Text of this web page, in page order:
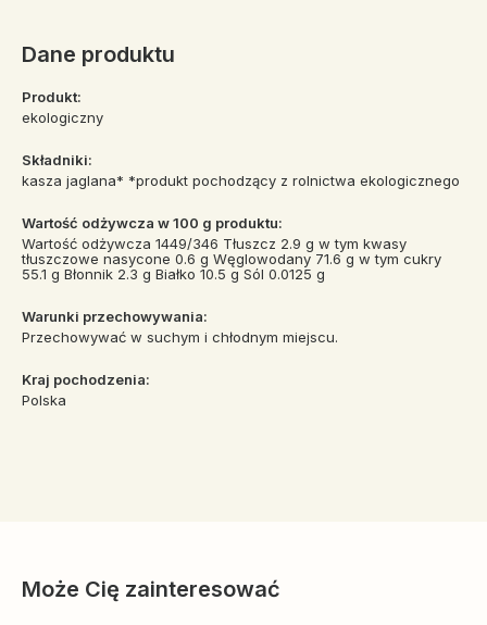
Dane produktu
Produkt:
ekologiczny
Składniki:
kasza jaglana* *produkt pochodzący z rolnictwa ekologicznego
Wartość odżywcza w 100 g produktu:
Wartość odżywcza 1449/346 Tłuszcz 2.9 g w tym kwasy
tłuszczowe nasycone 0.6 g Węglowodany 71.6 g w tym cukry
55.1 g Błonnik 2.3 g Białko 10.5 g Sól 0.0125 g
Warunki przechowywania:
Przechowywać w suchym i chłodnym miejscu.
Kraj pochodzenia:
Polska
Może Cię zainteresować